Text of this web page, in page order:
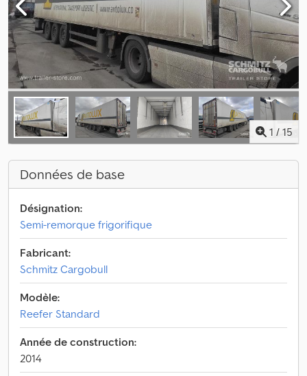
1 / 15
Données de base
Désignation:
Semi-remorque frigorifique
Fabricant:
Schmitz Cargobull
Modèle:
Reefer Standard
Année de construction:
2014